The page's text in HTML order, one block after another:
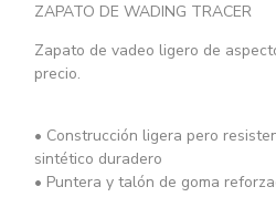
ZAPATO DE WADING TRACER
Zapato de vadeo ligero de
precio.
• Construcción ligera pero
sintético duradero
• Puntera y talón de goma